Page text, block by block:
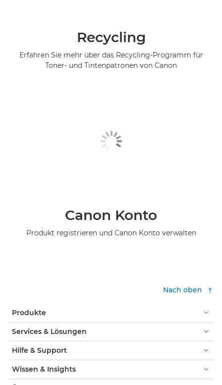
Recycling
Erfahren Sie mehr über das Recycling-Programm für
Toner- und Tintenpatronen von Canon
Canon Konto
Produkt registrieren und Canon Konto verwalten
Nach oben
Produkte
Services & Lösungen
Hilfe & Support
Wissen & Insights